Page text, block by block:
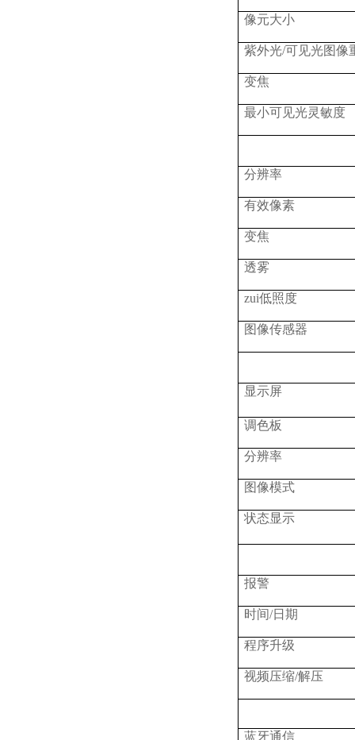
像元大小
紫外光/可见光图像
变焦
最小可见光灵敏度
分辨率
有效像素
变焦
透雾
zui低照度
图像传感器
显示屏
调色板
分辨率
图像模式
状态显示
报警
时间/日期
程序升级
视频压缩/解压
蓝牙通信